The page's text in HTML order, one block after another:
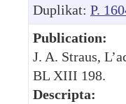
Duplikat: P.
Publication:
J. A. Straus,
BL XIII 198.
Descripta: